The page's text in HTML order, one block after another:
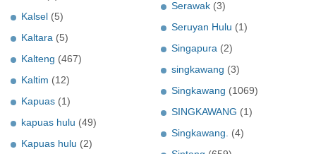
Kalsel (5)
Kaltara (5)
Kalteng (467)
Kaltim (12)
Kapuas (1)
kapuas hulu (49)
Kapuas hulu (2)
Serawak (3)
Seruyan Hulu (1)
Singapura (2)
singkawang (3)
Singkawang (1069)
SINGKAWANG (1)
Singkawang. (4)